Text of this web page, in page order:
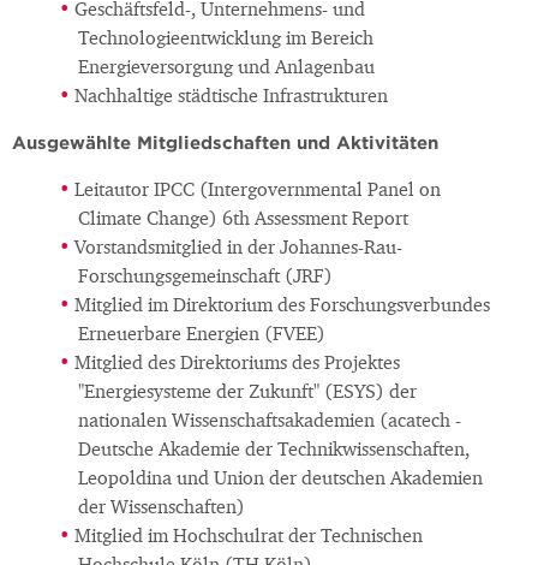
Geschäftsfeld-, Unternehmens- und
Technologieentwicklung im Bereich
Energieversorgung und Anlagenbau
Nachhaltige städtische Infrastrukturen
Ausgewählte Mitgliedschaften und Aktivitäten
Leitautor IPCC (Intergovernmental Panel on
Climate Change) 6th Assessment Report
Vorstandsmitglied in der Johannes-Rau-
Forschungsgemeinschaft (JRF)
Mitglied im Direktorium des Forschungsverbundes
Erneuerbare Energien (FVEE)
Mitglied des Direktoriums des Projektes
"Energiesysteme der Zukunft" (ESYS) der
nationalen Wissenschaftsakademien (acatech -
Deutsche Akademie der Technikwissenschaften,
Leopoldina und Union der deutschen Akademien
der Wissenschaften)
Mitglied im Hochschulrat der Technischen